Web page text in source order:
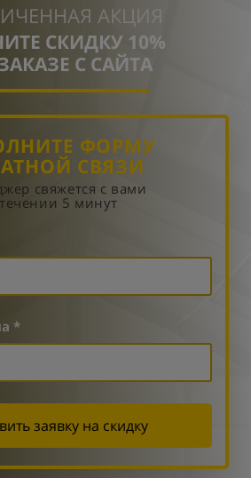
АКЦИЯ
СКИДКУ 10%
С САЙТА
ФОРМУ
СВЯЗИ
свяжется с вами
5 минут
*
заявку на скидку